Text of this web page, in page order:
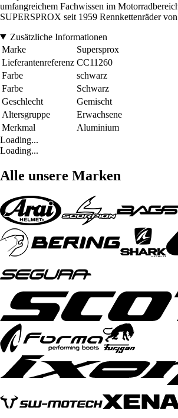
umfangreichem Fachwissen im
SUPERSPROX seit 1959 Rennkettenräder
Zusätzliche Informationen
Marke
Supersprox
Lieferantenreferenz CC11260
Farbe
schwarz
Farbe
Schwarz
Geschlecht
Gemischt
Altersgruppe
Erwachsene
Merkmal
Aluminium
Loading...
Loading...
Alle unsere Marken